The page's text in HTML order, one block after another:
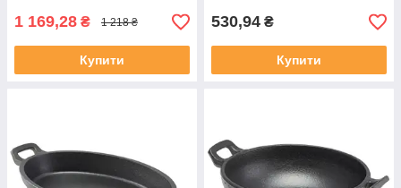
1 169,28 ₴ 1 218 ₴
Купити
530,94 ₴
Купити